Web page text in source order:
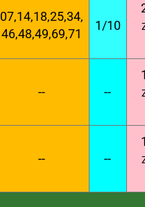
07,14,18,25,34,
46,48,49,69,71
1/10
-- --
-- --